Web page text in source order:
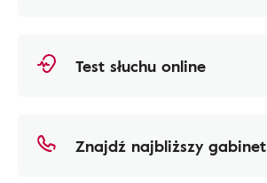
Test słuchu online
Znajdź najbliższy gabinet